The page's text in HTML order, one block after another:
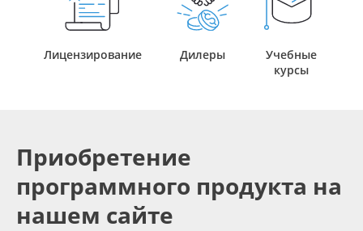
Лицензирование Дилеры
Учебные
курсы
Приобретение
программного продукта на
нашем сайте